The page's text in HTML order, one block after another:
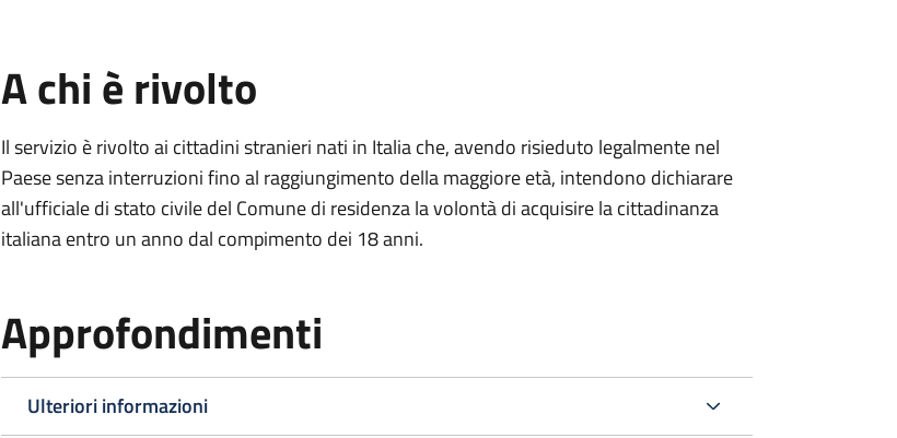
A chi è rivolto
Il servizio è rivolto ai cittadini stranieri nati in Italia che, avendo risieduto legalmente nel
Paese senza interruzioni fino al raggiungimento della maggiore età, intendono dichiarare
all'ufficiale di stato civile del Comune di residenza la volontà di acquisire la cittadinanza
italiana entro un anno dal compimento dei 18 anni.
Approfondimenti
Ulteriori informazioni